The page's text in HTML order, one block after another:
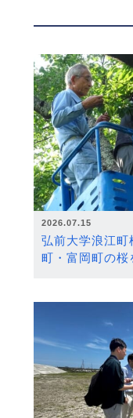
2026.07.15
弘前大学浪江
町・富岡町の桜